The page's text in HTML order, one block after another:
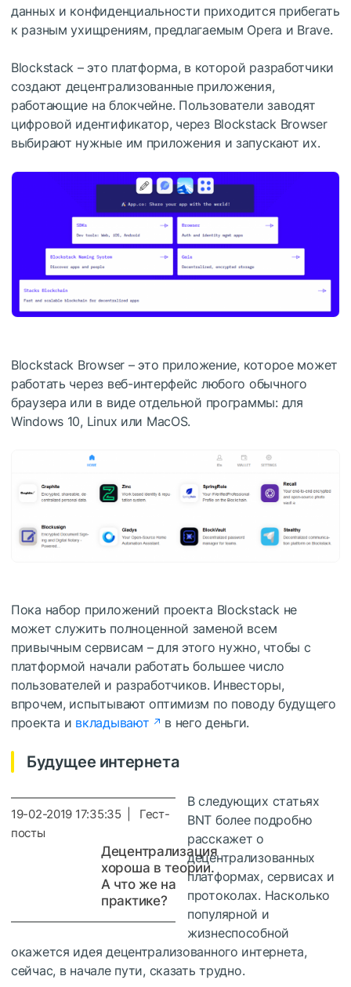
данных и конфиденциальности приходится прибегать
к разным ухищрениям, предлагаемым Opera и Brave.
Blockstack – это платформа, в которой разработчики
создают децентрализованные приложения,
работающие на блокчейне. Пользователи заводят
цифровой идентификатор, через Blockstack Browser
выбирают нужные им приложения и запускают их.
Blockstack Browser – это приложение, которое может
работать через веб-интерфейс любого обычного
браузера или в виде отдельной программы: для
Windows 10, Linux или MacOS.
Пока набор приложений проекта Blockstack не
может служить полноценной заменой всем
привычным сервисам – для этого нужно, чтобы с
платформой начали работать большее число
пользователей и разработчиков. Инвесторы,
впрочем, испытывают оптимизм по поводу будущего
проекта и вкладывают в него деньги.
Будущее интернета
19-02-2019 17:35:35 | Гест-
посты
Децентрализация
хороша в теории.
А что же на
практике?
В следующих статьях
BNТ более подробно
расскажет о
децентрализованных
платформах, сервисах и
протоколах. Насколько
популярной и
жизнеспособной
окажется идея децентрализованного интернета,
сейчас, в начале пути, сказать трудно.